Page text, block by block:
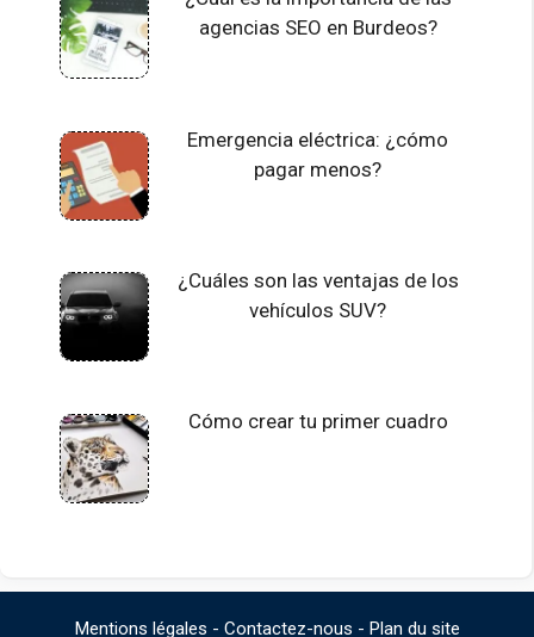
agencias SEO en Burdeos?
Emergencia eléctrica: ¿cómo
pagar menos?
¿Cuáles son las ventajas de los
vehículos SUV?
Cómo crear tu primer cuadro
Mentions légales - Contactez-nous - Plan du site